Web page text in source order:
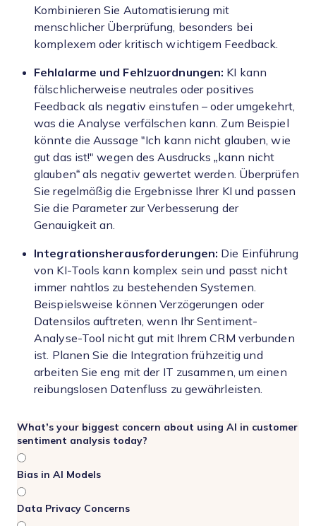
Kombinieren Sie Automatisierung mit
menschlicher Überprüfung, besonders bei
komplexem oder kritisch wichtigem Feedback.
Fehlalarme und Fehlzuordnungen: KI kann
fälschlicherweise neutrales oder positives
Feedback als negativ einstufen – oder umgekehrt,
was die Analyse verfälschen kann. Zum Beispiel
könnte die Aussage "Ich kann nicht glauben, wie
gut das ist!" wegen des Ausdrucks „kann nicht
glauben“ als negativ gewertet werden. Überprüfen
Sie regelmäßig die Ergebnisse Ihrer KI und passen
Sie die Parameter zur Verbesserung der
Genauigkeit an.
Integrationsherausforderungen: Die Einführung
von KI-Tools kann komplex sein und passt nicht
immer nahtlos zu bestehenden Systemen.
Beispielsweise können Verzögerungen oder
Datensilos auftreten, wenn Ihr Sentiment-
Analyse-Tool nicht gut mit Ihrem CRM verbunden
ist. Planen Sie die Integration frühzeitig und
arbeiten Sie eng mit der IT zusammen, um einen
reibungslosen Datenfluss zu gewährleisten.
What’s your biggest concern about using AI in customer
sentiment analysis today?
Bias in AI Models
Data Privacy Concerns